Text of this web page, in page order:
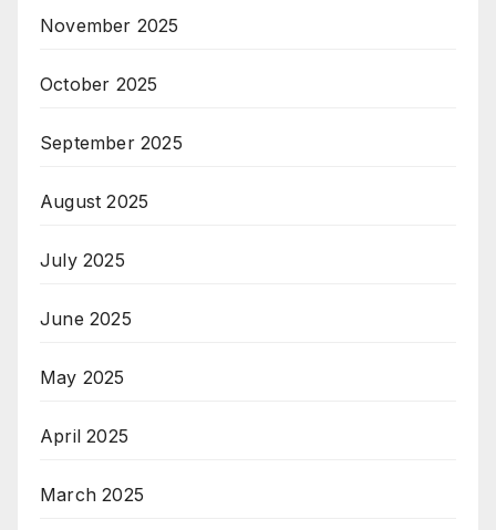
November 2025
October 2025
September 2025
August 2025
July 2025
June 2025
May 2025
April 2025
March 2025